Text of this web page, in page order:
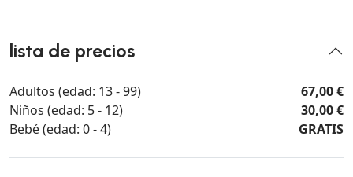
lista de precios
Adultos (edad: 13 - 99)
67,00 €
Niños (edad: 5 - 12)
30,00 €
Bebé (edad: 0 - 4)
GRATIS